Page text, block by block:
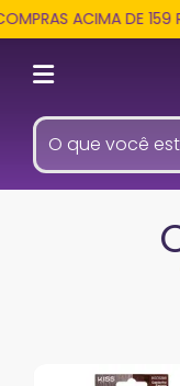
ACIMA DE 159 REAIS